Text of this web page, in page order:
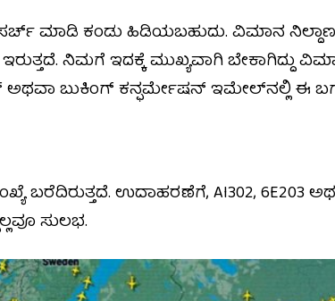
ಮಾಡಿ ಕಂಡು ಹಿಡಿಯಬಹುದು. ವಿಮಾನ
ನಿಮಗೆ ಇದಕ್ಕೆ ಮುಖ್ಯವಾಗಿ ಬೇಕಾಗಿದ್ದು
ಬುಕಿಂಗ್ ಕನ್ಫರ್ಮೇಷನ್ ಇಮೇಲ್‌ನಲ್ಲಿ ಈ
ಉದಾಹರಣೆಗೆ, AI302, 6E203
ಸುಲಭ.